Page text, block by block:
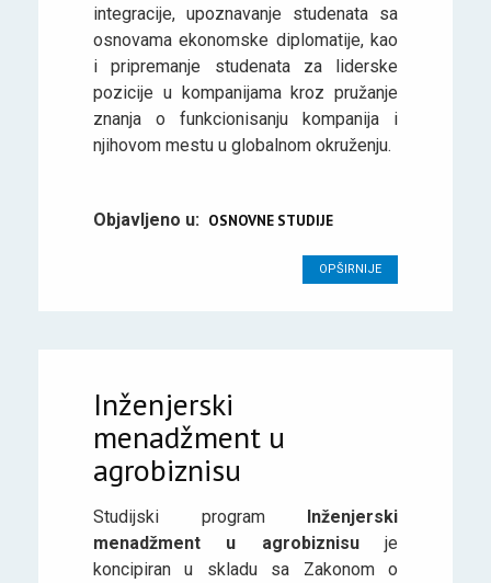
integracije, upoznavanje studenata sa
osnovama ekonomske diplomatije, kao
i pripremanje studenata za liderske
pozicije u kompanijama kroz pružanje
znanja o funkcionisanju kompanija i
njihovom mestu u globalnom okruženju.
Objavljeno u: OSNOVNE STUDIJE
OPŠIRNIJE
Inženjerski
menadžment u
agrobiznisu
Studijski program
Inženjerski
menadžment u agrobiznisuje
koncipiran u skladu sa Zakonom o